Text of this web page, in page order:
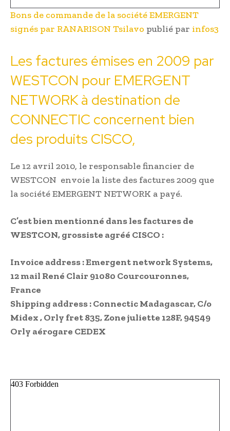
Bons de commande de la société EMERGENT
signés par RANARISON Tsilavo publié par infos3
Les factures émises en 2009 par
WESTCON pour EMERGENT
NETWORK à destination de
CONNECTIC concernent bien
des produits CISCO,
Le 12 avril 2010, le responsable financier de
WESTCON envoie la liste des factures 2009 que
la société EMERGENT NETWORK a payé.
C’est bien mentionné dans les factures de
WESTCON, grossiste agréé CISCO :
Invoice address : Emergent network Systems,
12 mail René Clair 91080 Courcouronnes,
France
Shipping address : Connectic Madagascar, C/o
Midex , Orly fret 835, Zone juliette 128F, 94549
Orly aérogare CEDEX